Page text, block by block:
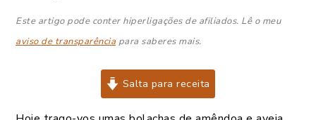
Este artigo pode conter hiperligações de afiliados. Lê o meu
aviso de transparência para saberes mais.
Salta para receita